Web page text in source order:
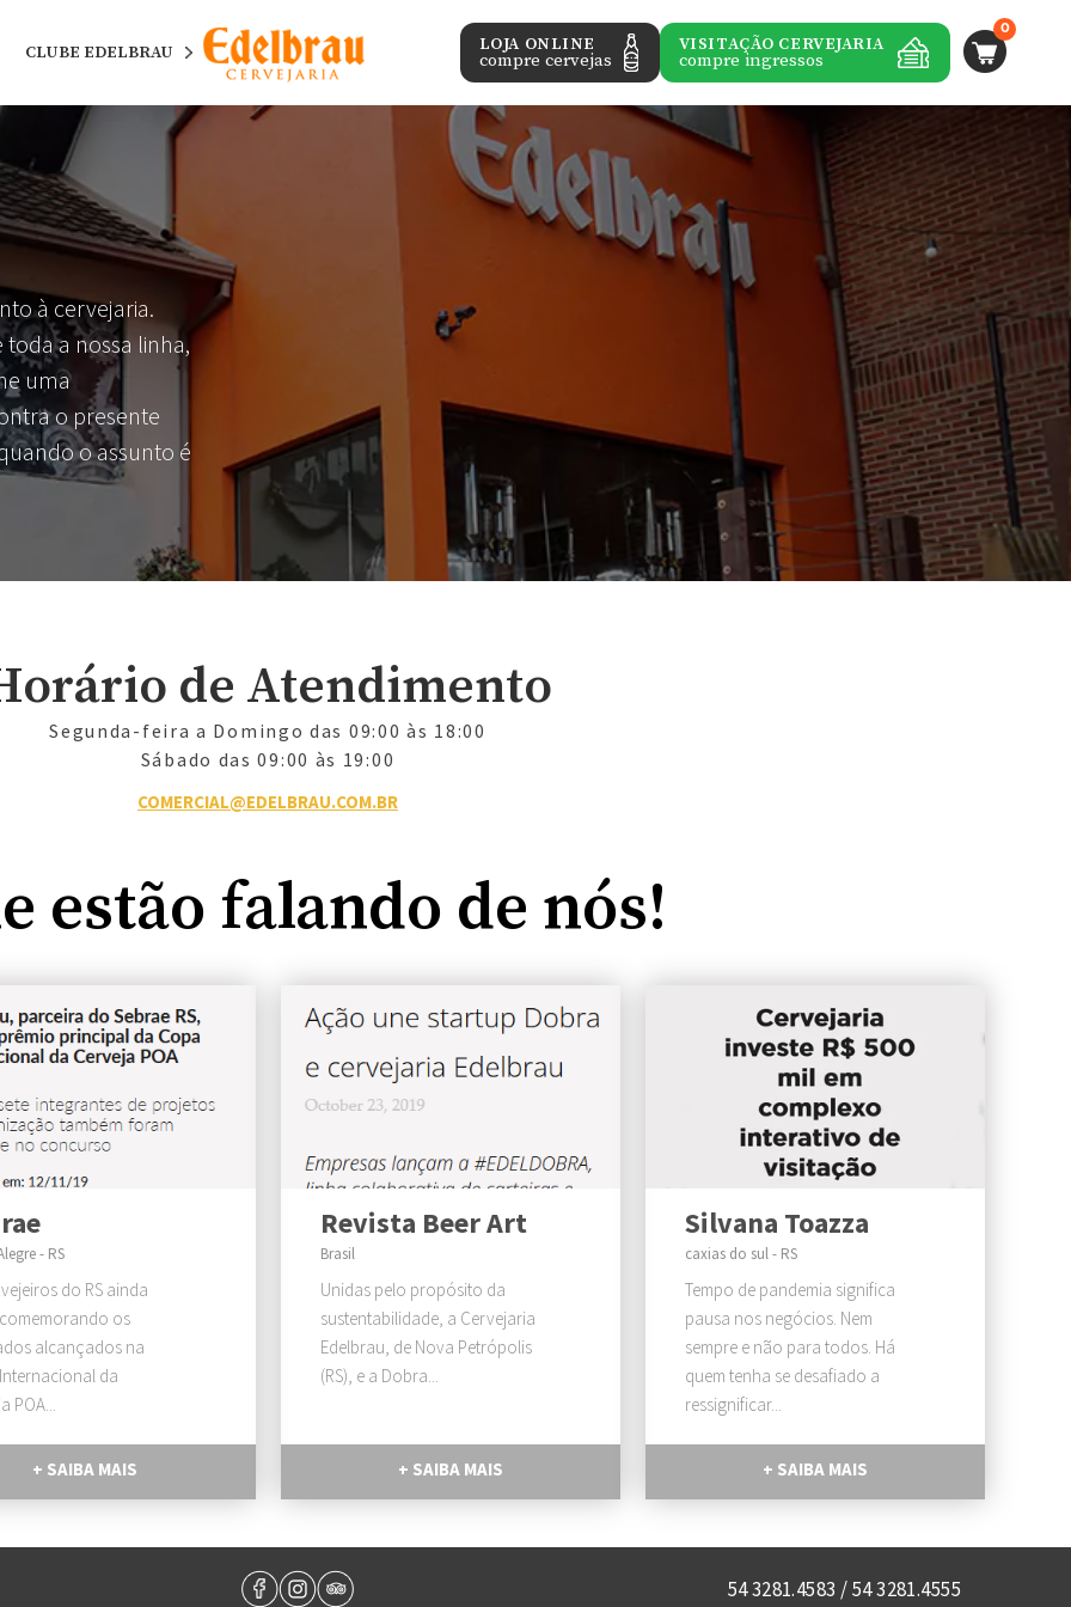
CLUBE EDELBRAU LOJA ONLINE
compre cervejas
VISITAÇÃO CERVEJARIA
compre ingressos
0
à cervejaria.
a nossa linha,
uma
o presente
o assunto é
de Atendimento
Segunda-feira a Domingo das 09:00 às 18:00
Sábado das 09:00 às 19:00
COMERCIAL@EDELBRAU.COM.BR
estão falando de nós!
- RS
do RS ainda
os
alcançados na
da
POA...
+ SAIBA MAIS
Revista Beer Art
Brasil
Unidas pelo propósito da
sustentabilidade, a Cervejaria
Edelbrau, de Nova Petrópolis
(RS), e a Dobra...
+ SAIBA MAIS
Silvana Toazza
caxias do sul - RS
Tempo de pandemia significa
pausa nos negócios. Nem
sempre e não para todos. Há
quem tenha se desafiado a
ressignificar...
+ SAIBA MAIS
54 3281.4583 / 54 3281.4555